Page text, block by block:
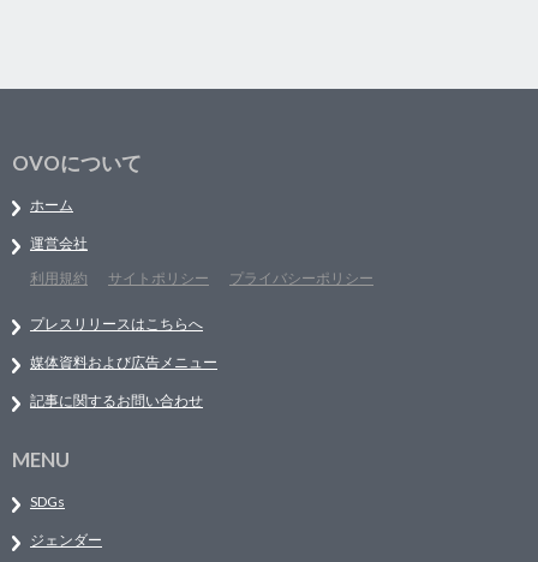
OVOについて
ホーム
運営会社
利用規約
サイトポリシー プライバシーポリシー
プレスリリースはこちらへ
媒体資料および広告メニュー
記事に関するお問い合わせ
MENU
SDGs
ジェンダー